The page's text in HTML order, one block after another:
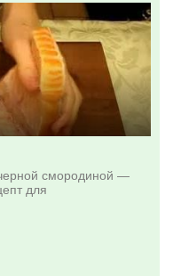
смородиной —
для